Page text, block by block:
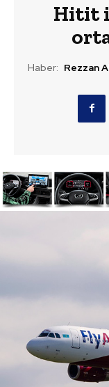
Hitit
Haber: Rezzan